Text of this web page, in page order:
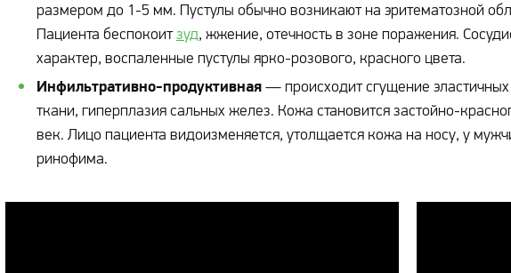
размером до 1-5 мм. Пустулы обычно возникают на эритематозной
Пациента беспокоитзуд, жжение, отечность в зоне поражения.
характер, воспаленные пустулы ярко-розового, красного цвета.
Инфильтративно-продуктивная — происходит сгущение
ткани, гиперплазия сальных желез. Кожа становится застойно-
век. Лицо пациента видоизменяется, утолщается кожа на носу, у
ринофима.